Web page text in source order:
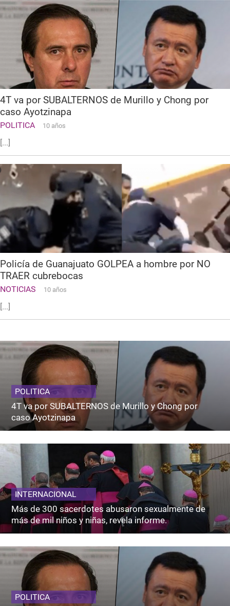
4T va por SUBALTERNOS de Murillo y Chong por
caso Ayotzinapa
POLITICA 10 años
[...]
Policía de Guanajuato GOLPEA a hombre por NO
TRAER cubrebocas
NOTICIAS 10 años
[...]
POLITICA
4T va por SUBALTERNOS de Murillo y Chong por
caso Ayotzinapa
INTERNACIONAL
Más de 300 sacerdotes abusaron sexualmente de
más de mil niños y niñas, revela informe.
POLITICA